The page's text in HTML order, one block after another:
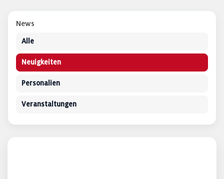
News
Alle
Neuigkeiten
Personalien
Veranstaltungen